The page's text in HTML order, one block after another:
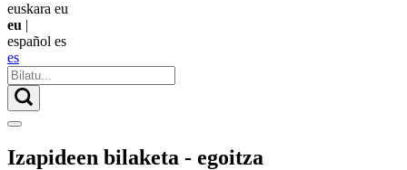
euskara eu
eu |
español es
es
Izapideen bilaketa - egoitza